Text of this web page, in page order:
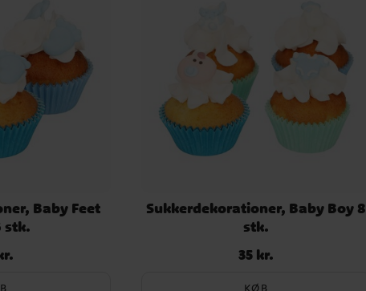
Baby Feet
stk.
kr.
Sukkerdekorationer, Baby Boy 8
stk.
Pris: 35 kr.
35 kr.
KØB